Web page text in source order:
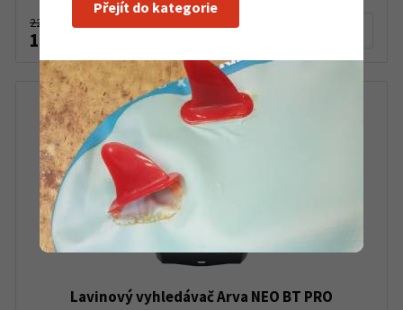
22 790 Kč
13 690 Kč
Lavinový vyhledávač Arva NEO BT PRO
Přejít do kategorie